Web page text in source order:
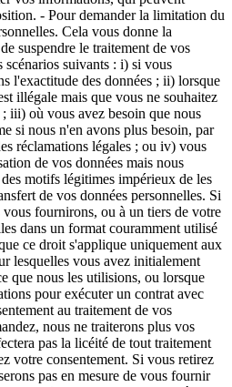
- Pour demander la limitation du
Cela vous donne la
suspendre le traitement de vos
scénarios suivants : i) si vous
l'exactitude des données ; ii) lorsque
illégale mais que vous ne souhaitez
iii) où vous avez besoin que nous
si nous n'en avons plus besoin, par
réclamations légales ; ou iv) vous
de vos données mais nous
motifs légitimes impérieux de les
de vos données personnelles. Si
fournirons, ou à un tiers de votre
dans un format couramment utilisé
ce droit s'applique uniquement aux
lesquelles vous avez initialement
que nous les utilisions, ou lorsque
pour exécuter un contrat avec
au traitement de vos
nous ne traiterons plus vos
pas la licéité de tout traitement
votre consentement. Si vous retirez
pas en mesure de vous fournir